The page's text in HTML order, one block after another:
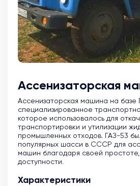
Ассенизаторская
Ассенизаторская машина на базе
специализированное
которое использовалось для
транспортировки и утилизации
промышленных отходов. ГАЗ-53
популярных шасси в СССР для
машин благодаря своей
доступности.
Характеристики